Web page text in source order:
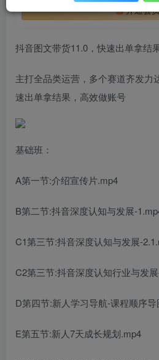
开通会
抖音图文带货11.0，快速出单拿结
主打全品类运营，多个赛道齐发力
速出单拿结果，高效做账号
基础班：
A第一节:介绍宣传片.mp4
B第二节:抖音深度认知与发展-
C1第三节:抖音深度认知与发展-
C2第三节:抖音深度认知行业与发
D第四节:新人学习导航-课程顺序
E第五节:新人7天成长规划.mp4